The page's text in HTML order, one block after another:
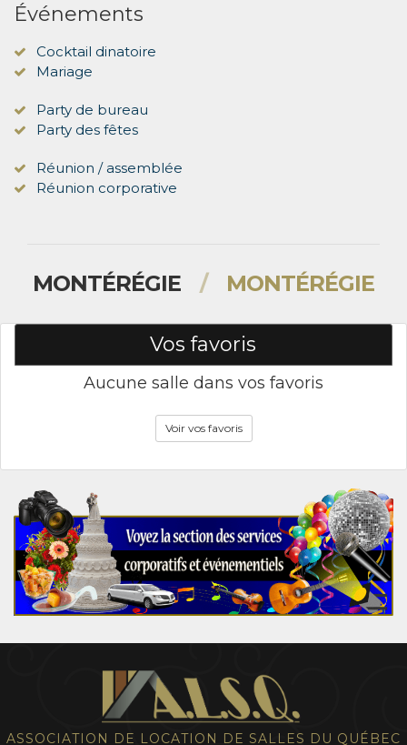
Événements
Cocktail dinatoire
Mariage
Party de bureau
Party des fêtes
Réunion / assemblée
Réunion corporative
MONTÉRÉGIE / MONTÉRÉGIE
Vos favoris
Aucune salle dans vos favoris
Voir vos favoris
ASSOCIATION DE LOCATION DE SALLES DU QUÉBEC